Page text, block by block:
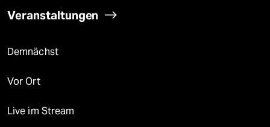
Veranstaltungen
Demnächst
Vor Ort
Live im Stream